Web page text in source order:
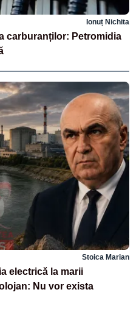
Ionuț Nichita
carburanților: Petromidia
Stoica Marian
electrică la marii
Nu vor exista